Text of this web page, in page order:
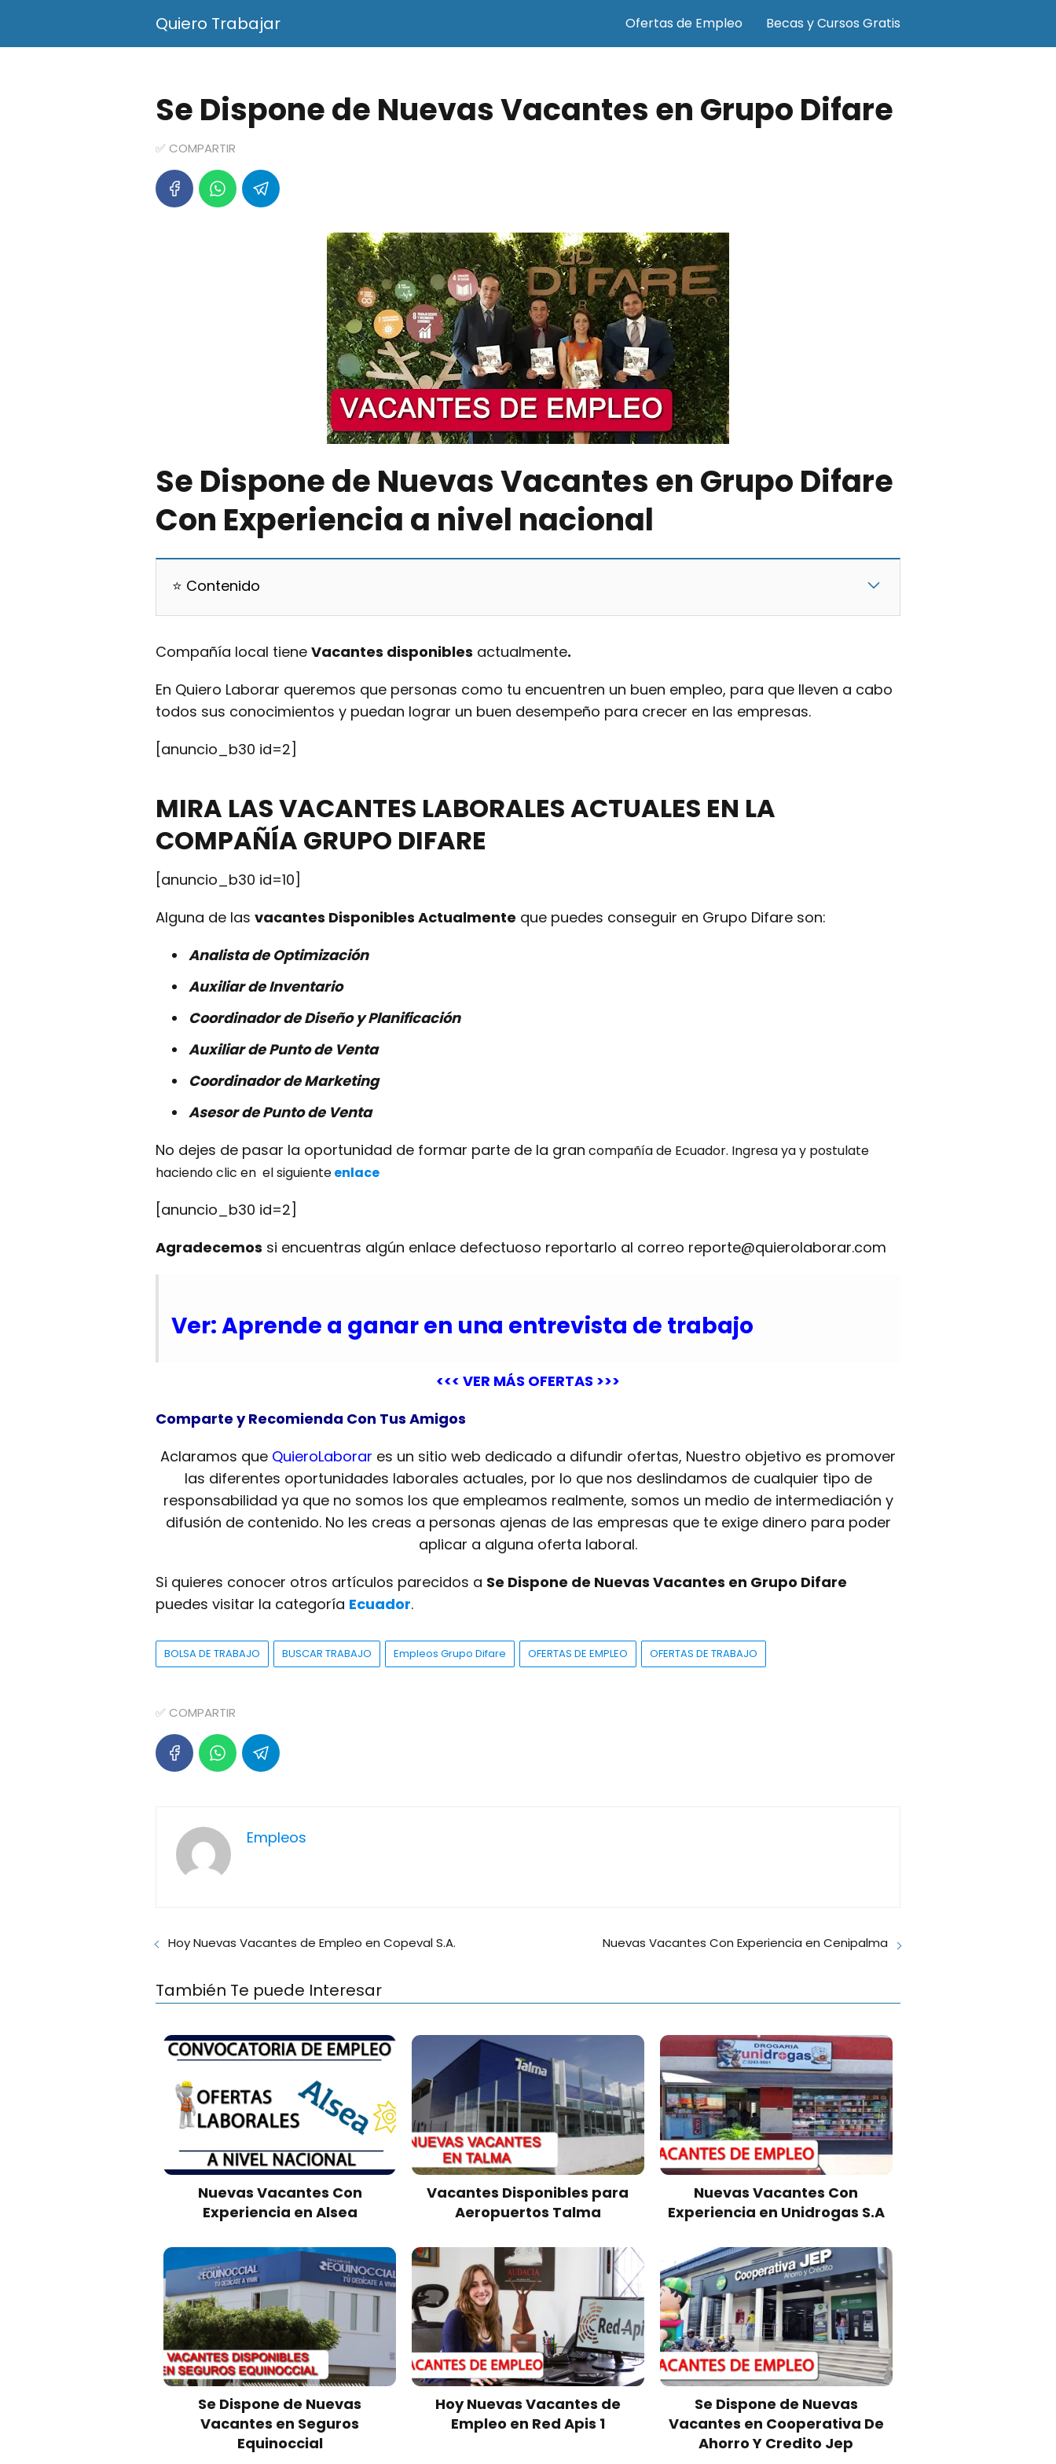
Quiero Trabajar Ofertas de Empleo Becas y Cursos Gratis
Se Dispone de Nuevas Vacantes en Grupo Difare
✅ COMPARTIR
Se Dispone de Nuevas Vacantes en Grupo Difare
Con Experiencia a nivel nacional
⭐ Contenido
Compañía local tiene Vacantes disponibles actualmente.
En Quiero Laborar queremos que personas como tu encuentren un buen empleo, para que lleven a cabo
todos sus conocimientos y puedan lograr un buen desempeño para crecer en las empresas.
[anuncio_b30 id=2]
MIRA LAS VACANTES LABORALES ACTUALES EN LA
COMPAÑÍA GRUPO DIFARE
[anuncio_b30 id=10]
Alguna de las vacantes Disponibles Actualmente que puedes conseguir en Grupo Difare son:
Analista de Optimización
Auxiliar de Inventario
Coordinador de Diseño y Planificación
Auxiliar de Punto de Venta
Coordinador de Marketing
Asesor de Punto de Venta
No dejes de pasar la oportunidad de formar parte de la gran compañía de Ecuador. Ingresa ya y postulate
haciendo clic en el siguienteenlace
[anuncio_b30 id=2]
Agradecemos si encuentras algún enlace defectuoso reportarlo al correo reporte@quierolaborar.com
Ver: Aprende a ganar en una entrevista de trabajo
<<< VER MÁS OFERTAS >>>
Comparte y Recomienda Con Tus Amigos
Aclaramos que QuieroLaborar es un sitio web dedicado a difundir ofertas, Nuestro objetivo es promover
las diferentes oportunidades laborales actuales, por lo que nos deslindamos de cualquier tipo de
responsabilidad ya que no somos los que empleamos realmente, somos un medio de intermediación y
difusión de contenido. No les creas a personas ajenas de las empresas que te exige dinero para poder
aplicar a alguna oferta laboral.
Si quieres conocer otros artículos parecidos a Se Dispone de Nuevas Vacantes en Grupo Difare
puedes visitar la categoría Ecuador.
BOLSA DE TRABAJO BUSCAR TRABAJO Empleos Grupo Difare OFERTAS DE EMPLEO OFERTAS DE TRABAJO
✅ COMPARTIR
Empleos
Hoy Nuevas Vacantes de Empleo en Copeval S.A. Nuevas Vacantes Con Experiencia en Cenipalma
También Te puede Interesar
Nuevas Vacantes Con
Experiencia en Alsea
Vacantes Disponibles para
Aeropuertos Talma
Nuevas Vacantes Con
Experiencia en Unidrogas S.A
Se Dispone de Nuevas
Vacantes en Seguros
Equinoccial
Hoy Nuevas Vacantes de
Empleo en Red Apis 1
Se Dispone de Nuevas
Vacantes en Cooperativa De
Ahorro Y Credito Jep